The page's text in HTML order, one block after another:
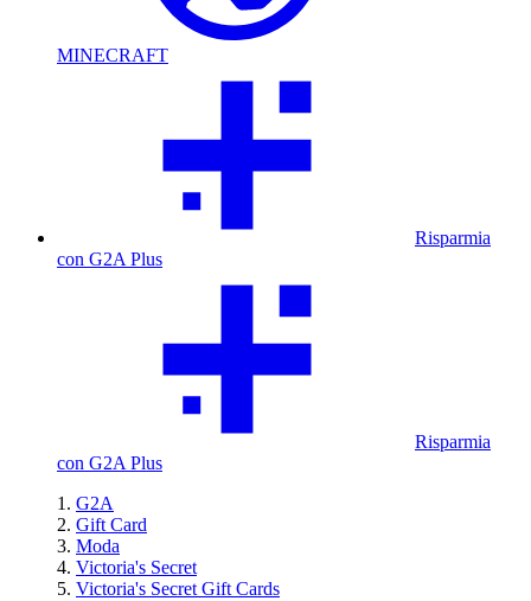
MINECRAFT
Risparmia
con G2A Plus
Risparmia
con G2A Plus
G2A
Gift Card
Moda
Victoria's Secret
Victoria's Secret Gift Cards